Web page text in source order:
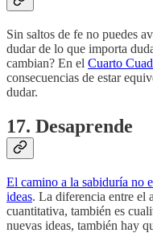
Sin saltos de fe no puedes
dudar de lo que importa
cambian? En el Cuarto
consecuencias de estar
dudar.
17. Desaprende
El camino a la sabiduría no
ideas. La diferencia entre el
cuantitativa, también es
nuevas ideas, también hay